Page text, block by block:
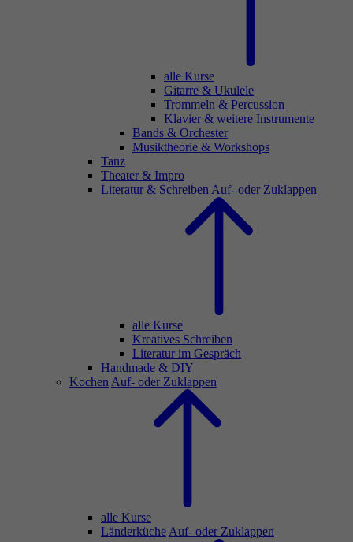
alle Kurse
Gitarre & Ukulele
Trommeln & Percussion
Klavier & weitere Instrumente
Bands & Orchester
Musiktheorie & Workshops
Tanz
Theater & Impro
Literatur & Schreiben Auf- oder Zuklappen
alle Kurse
Kreatives Schreiben
Literatur im Gespräch
Handmade & DIY
Kochen Auf- oder Zuklappen
alle Kurse
Länderküche Auf- oder Zuklappen